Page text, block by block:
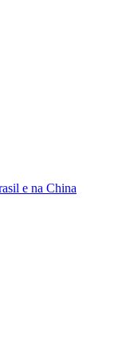
e na China